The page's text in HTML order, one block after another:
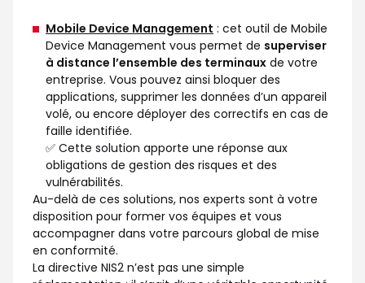
Mobile Device Management : cet outil de Mobile
Device Management vous permet de superviser
à distance l’ensemble des terminaux de votre
entreprise. Vous pouvez ainsi bloquer des
applications, supprimer les données d’un appareil
volé, ou encore déployer des correctifs en cas de
faille identifiée.
✅ Cette solution apporte une réponse aux
obligations de gestion des risques et des
vulnérabilités.
Au-delà de ces solutions, nos experts sont à votre
disposition pour former vos équipes et vous
accompagner dans votre parcours global de mise
en conformité.
La directive NIS2 n’est pas une simple